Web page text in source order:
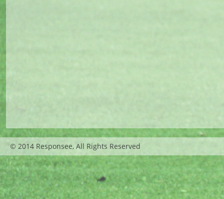
© 2014 Responsee, All Rights Reserved